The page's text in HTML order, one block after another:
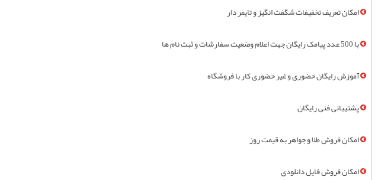
امکان تعریف تخفیفات شگفت انگیز و تایمر دار
با 500 عدد پيامک
رايگانجهت اعلام وضعیت سفارشات و ثبت نام ها
آموزشرايگانحضوری و غیر حضوری کار با فروشگاه
پشتیبانی فنیرايگان
امکان فروش طلا و جواهر به قیمت روز
امکان فروش فايل دانلودی